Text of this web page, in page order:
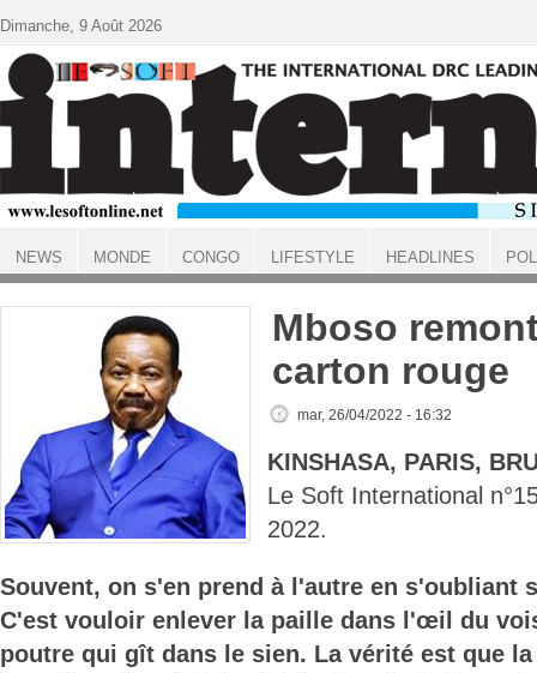
ACCUEIL
Mboso
carton rouge
mar, 26/04/2022 - 16:32
KINSHASA, PARIS,
Le Soft International
2022.
Souvent, on s'en prend à l'autre en s'oubliant
C'est vouloir enlever la paille dans l'œil du
poutre qui gît dans le sien. La vérité est que
Dimanche, 9 Août 2026
NEWS MONDE CONGO LIFESTYLE HEADLINES